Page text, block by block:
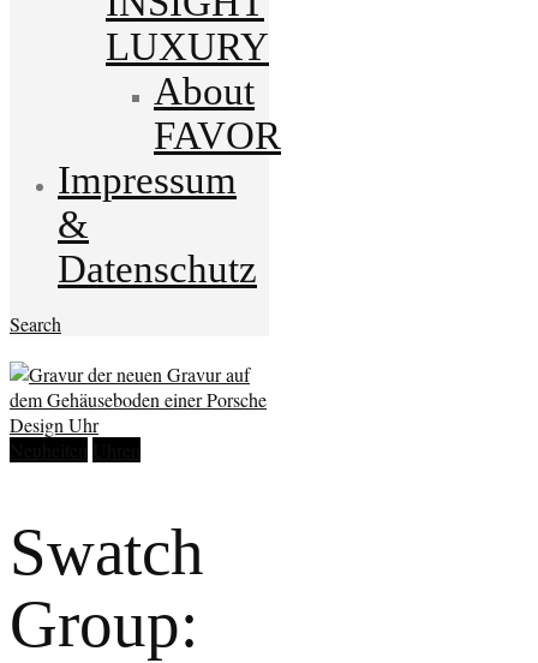
LUXURY
About
FAVOR
Impressum
&
Datenschutz
Search
Swatch
Group: